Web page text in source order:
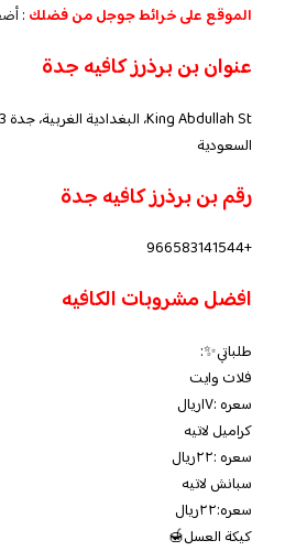
الموقع على خرائط جوجل من فضلك :
عنوانبن برذرز كافيه جدة
السعودية
رقمبن برذرز كافيه جدة
+966583141544
افضل مشروبات الكافيه
طلباتي✨:
فلات وايت
سعره :١٧ريال
كراميل لاتيه
سعره :٢٢ريال
سبانش لاتيه
سعره:٢٢ريال
كيكة العسل🍯